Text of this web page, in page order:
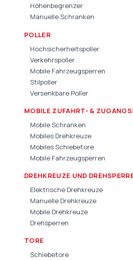
Höhenbegrenzer
Manuelle Schranken
POLLER
Hochsicherheitspoller
Verkehrspoller
Mobile Fahrzeugsperren
Stilpoller
Versenkbare Poller
MOBILE ZUFAHRT- &
Mobile Schranken
Mobiles Drehkreuze
Mobiles Schiebetore
Mobile Fahrzeugsperren
DREHKREUZE UND
Elektrische Drehkreuze
Manuelle Drehkreuze
Mobile Drehkreuze
Drehsperren
TORE
Schiebetore